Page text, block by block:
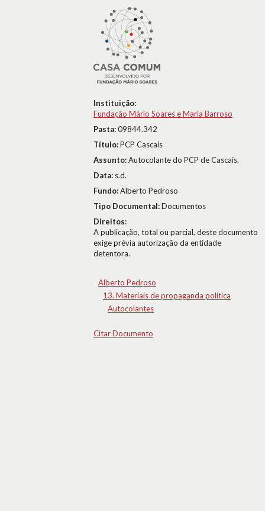
Instituição:
Fundação Mário Soares e Maria Barroso
Pasta:09844.342
Título:PCP Cascais
Assunto:Autocolante do PCP de Cascais.
Data: s.d.
Fundo:Alberto Pedroso
Tipo Documental:Documentos
Direitos:
A publicação, total ou parcial, deste documento
exige prévia autorização da entidade
detentora.
Alberto Pedroso
13. Materiais de propaganda política
Autocolantes
Citar Documento